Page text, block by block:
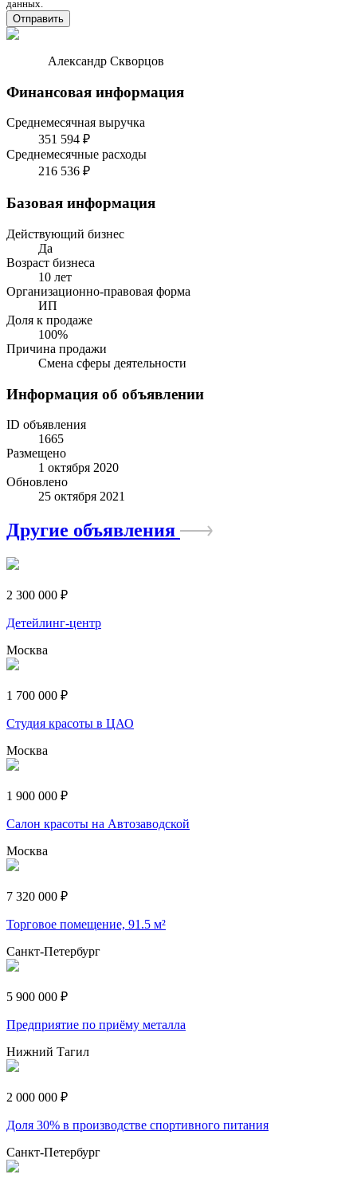
данных.
Отправить
Александр Скворцов
Финансовая информация
Среднемесячная выручка
351 594 ₽
Среднемесячные расходы
216 536 ₽
Базовая информация
Действующий бизнес
Да
Возраст бизнеса
10 лет
Организационно-правовая форма
ИП
Доля к продаже
100%
Причина продажи
Смена сферы деятельности
Информация об объявлении
ID объявления
1665
Размещено
1 октября 2020
Обновлено
25 октября 2021
Другие объявления
2 300 000 ₽
Детейлинг-центр
Москва
1 700 000 ₽
Студия красоты в ЦАО
Москва
1 900 000 ₽
Салон красоты на Автозаводской
Москва
7 320 000 ₽
Торговое помещение, 91.5 м²
Санкт-Петербург
5 900 000 ₽
Предприятие по приёму металла
Нижний Тагил
2 000 000 ₽
Доля 30% в производстве спортивного питания
Санкт-Петербург